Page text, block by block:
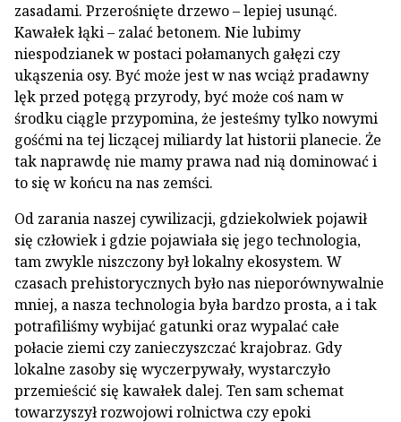
zasadami. Przerośnięte drzewo – lepiej usunąć.
Kawałek łąki – zalać betonem. Nie lubimy
niespodzianek w postaci połamanych gałęzi czy
ukąszenia osy. Być może jest w nas wciąż pradawny
lęk przed potęgą przyrody, być może coś nam w
środku ciągle przypomina, że jesteśmy tylko nowymi
gośćmi na tej liczącej miliardy lat historii planecie. Że
tak naprawdę nie mamy prawa nad nią dominować i
to się w końcu na nas zemści.
Od zarania naszej cywilizacji, gdziekolwiek pojawił
się człowiek i gdzie pojawiała się jego technologia,
tam zwykle niszczony był lokalny ekosystem. W
czasach prehistorycznych było nas nieporównywalnie
mniej, a nasza technologia była bardzo prosta, a i tak
potrafiliśmy wybijać gatunki oraz wypalać całe
połacie ziemi czy zanieczyszczać krajobraz. Gdy
lokalne zasoby się wyczerpywały, wystarczyło
przemieścić się kawałek dalej. Ten sam schemat
towarzyszył rozwojowi rolnictwa czy epoki